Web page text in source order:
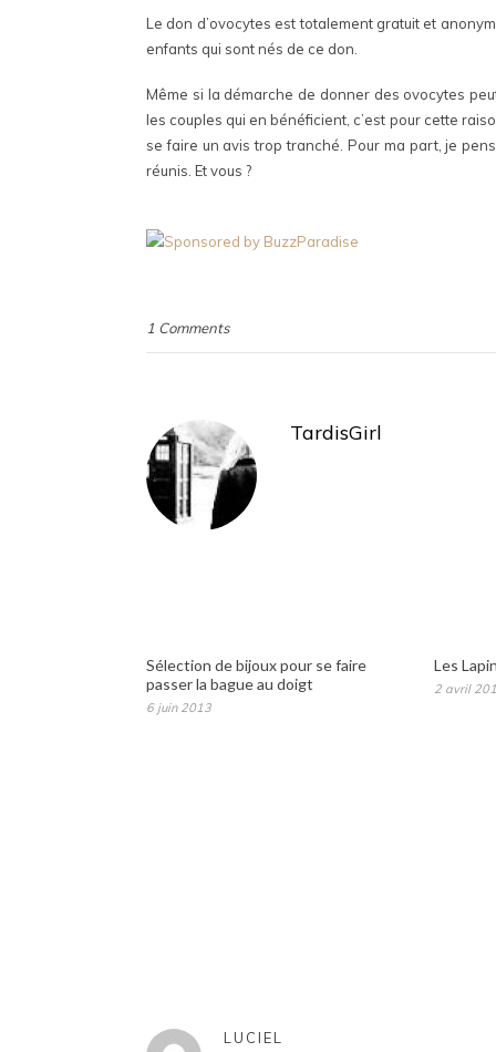
Le don d’ovocytes est totalement gratuit et
enfants qui sont nés de ce don.
Même si la démarche de donner des ovocytes
les couples qui en bénéficient, c’est pour cette
se faire un avis trop tranché. Pour ma part, je
réunis. Et vous ?
1 Comments
TardisGirl
Sélection de bijoux pour se faire
passer la bague au doigt
6 juin 2013
Les
2 avril
LUCIEL